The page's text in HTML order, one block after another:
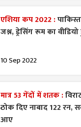
एशिया कप 2022 :
जश्न, ड्रेसिंग रूम का
10 Sep 2022
मात्र 53 गेंदों में शतक :
ठोक दिए नाबाद 122
आए